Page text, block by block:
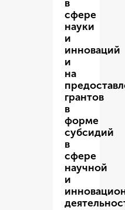
в
сфере
науки
и
инноваций
и
на
грантов
в
форме
субсидий
в
сфере
научной
и